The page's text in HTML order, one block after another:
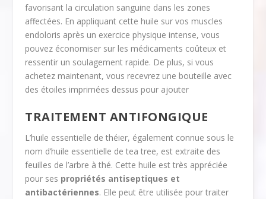
favorisant la circulation sanguine dans les zones
affectées. En appliquant cette huile sur vos muscles
endoloris après un exercice physique intense, vous
pouvez économiser sur les médicaments coûteux et
ressentir un soulagement rapide. De plus, si vous
achetez maintenant, vous recevrez une bouteille avec
des étoiles imprimées dessus pour ajouter
TRAITEMENT ANTIFONGIQUE
L’huile essentielle de théier, également connue sous le
nom d’huile essentielle de tea tree, est extraite des
feuilles de l’arbre à thé. Cette huile est très appréciée
pour ses propriétés antiseptiques et
antibactériennes. Elle peut être utilisée pour traiter